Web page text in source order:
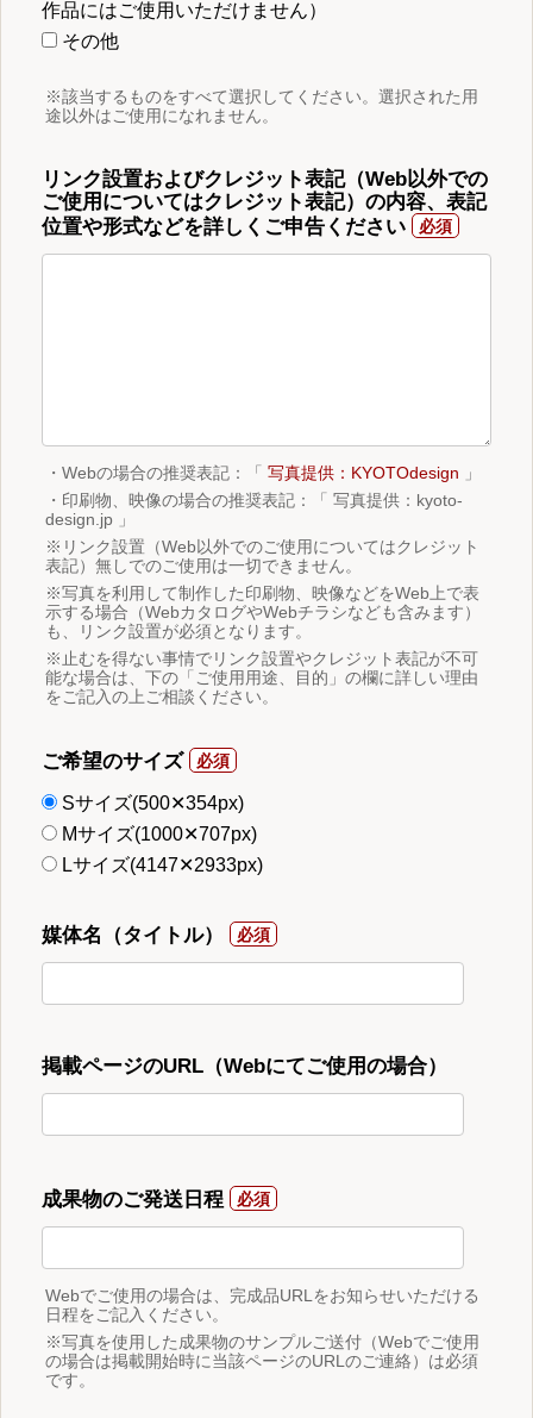
作品にはご使用いただけません）
その他
※該当するものをすべて選択してください。選択された用
途以外はご使用になれません。
リンク設置およびクレジット表記（Web以外での
ご使用についてはクレジット表記）の内容、表記
位置や形式などを詳しくご申告ください
・Webの場合の推奨表記：「 写真提供：KYOTOdesign 」
・印刷物、映像の場合の推奨表記：「 写真提供：kyoto-
design.jp 」
※リンク設置（Web以外でのご使用についてはクレジット
表記）無しでのご使用は一切できません。
※写真を利用して制作した印刷物、映像などをWeb上で表
示する場合（WebカタログやWebチラシなども含みます）
も、リンク設置が必須となります。
※止むを得ない事情でリンク設置やクレジット表記が不可
能な場合は、下の「ご使用用途、目的」の欄に詳しい理由
をご記入の上ご相談ください。
ご希望のサイズ
Sサイズ(500✕354px)
Mサイズ(1000✕707px)
Lサイズ(4147✕2933px)
媒体名（タイトル）
掲載ページのURL（Webにてご使用の場合）
成果物のご発送日程
Webでご使用の場合は、完成品URLをお知らせいただける
日程をご記入ください。
※写真を使用した成果物のサンプルご送付（Webでご使用
の場合は掲載開始時に当該ページのURLのご連絡）は必須
です。